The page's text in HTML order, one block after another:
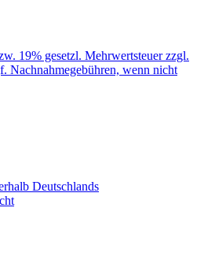
19% gesetzl. Mehrwertsteuer zzgl.
Nachnahmegebühren, wenn nicht
Deutschlands